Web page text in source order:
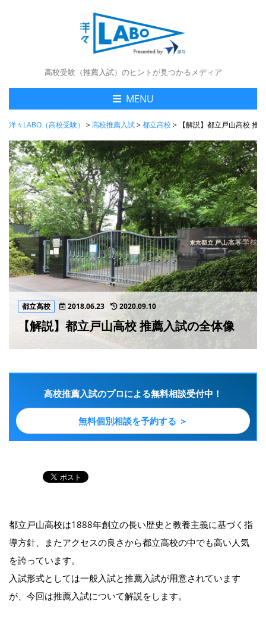
高校受験（推薦入試）のヒントが見つかるメディア
MENU
洋々LABO（高校受験） >高校推薦入試>都立高校> 【解説】都立戸山高校 推
都立高校 2018.06.23 2020.09.10
【解説】都立戸山高校 推薦入試の全体像
高校推薦入試のプロによる無料相談受付中！
無料個別相談を予約する ＞
都立戸山高校は1888年創立の長い歴史と教養主義に基づく指
導方針、またアクセスの良さから都立高校の中でも高い人気
を誇っています。
入試形式としては一般入試と推薦入試が用意されています
が、今回は推薦入試について解説をします。